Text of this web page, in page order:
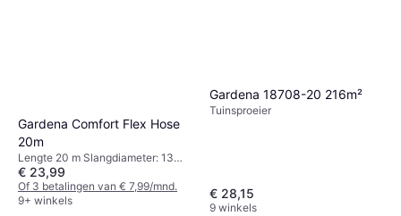
Gardena Comfort Flex Hose
20m
Lengte 20 m Slangdiameter: 13
mm
€ 23,99
Of 3 betalingen van € 7,99/mnd.
9+ winkels
Gardena 18708-20 216m²
Tuinsproeier
€ 28,15
9 winkels